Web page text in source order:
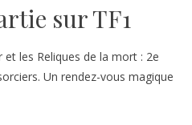
sur TF1
les Reliques de la mort : 2e
Un rendez-vous magique